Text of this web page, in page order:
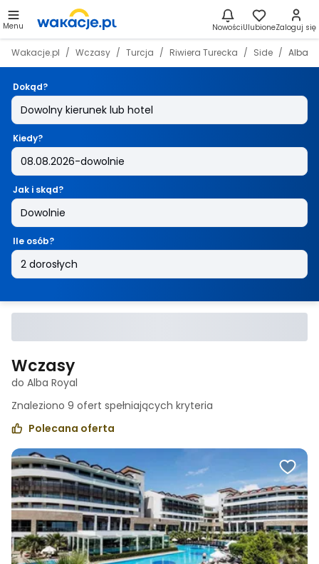
Menu NowościUlubioneZaloguj się
Wakacje.pl Wczasy Turcja Riwiera Turecka Side Alba
Dokąd?
Kiedy?
Jak i skąd?
Ile osób?
Wczasy
do Alba Royal
Znaleziono 9 ofert spełniających kryteria
Polecana oferta